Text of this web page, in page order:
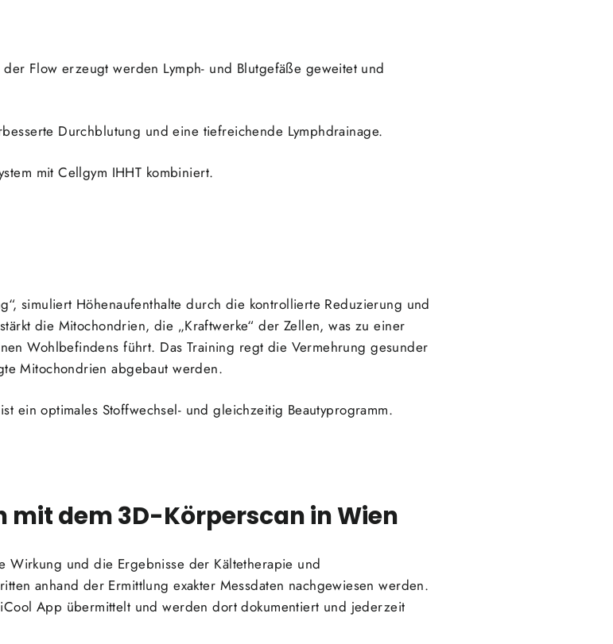
Flow erzeugt werden Lymph- und Blutgefäße geweitet und
Durchblutung und eine tiefreichende Lymphdrainage.
mit Cellgym IHHT kombiniert.
simuliert Höhenaufenthalte durch die kontrollierte Reduzierung und
die Mitochondrien, die „Kraftwerke“ der Zellen, was zu einer
Wohlbefindens führt. Das Training regt die Vermehrung gesunder
Mitochondrien abgebaut werden.
ein optimales Stoffwechsel- und gleichzeitig Beautyprogramm.
mit dem 3D-Körperscan in Wien
Wirkung und die Ergebnisse der Kältetherapie und
anhand der Ermittlung exakter Messdaten nachgewiesen werden.
App übermittelt und werden dort dokumentiert und jederzeit